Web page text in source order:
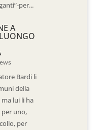
per...
A
Bardi li
della
lui li ha
uno,
per